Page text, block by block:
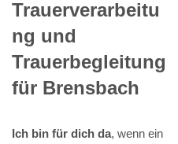
Trauerverarbeitu
ng und
Trauerbegleitung
für Brensbach
Ich bin für dich da, wenn ein